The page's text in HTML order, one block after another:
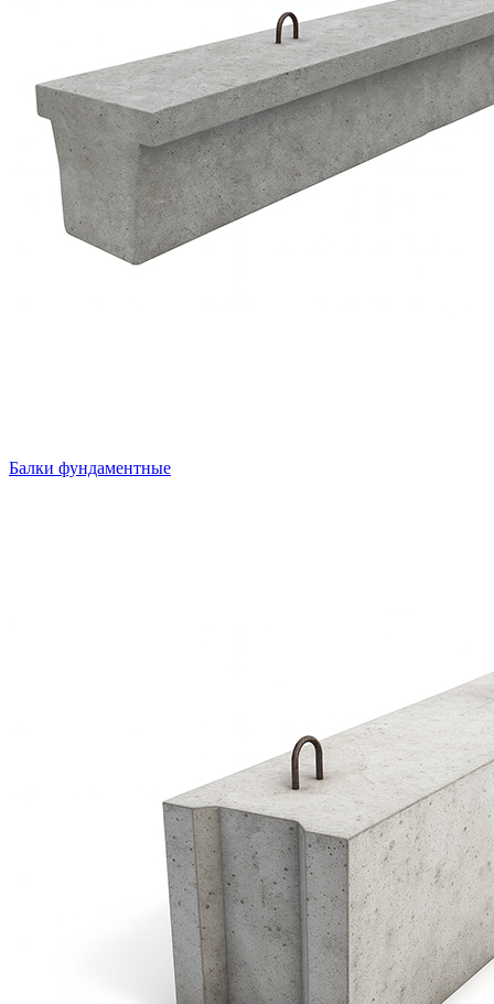
Балки фундаментные